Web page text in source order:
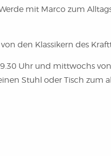
mit Marco zum
den Klassikern des
Uhr und mittwochs
Stuhl oder Tisch zum